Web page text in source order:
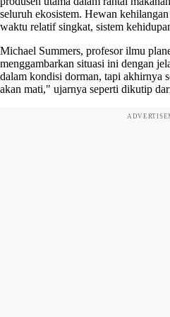
seluruh ekosistem. Hewan
waktu relatif singkat, sistem
Michael Summers, profesor ilmu
menggambarkan situasi ini dengan
dalam kondisi dorman, tapi akhirnya
akan mati," ujarnya seperti dikutip